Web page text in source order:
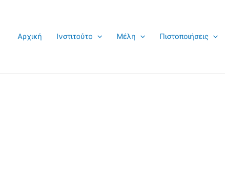
Αρχική Ινστιτούτο Μέλη Πιστοποιήσεις